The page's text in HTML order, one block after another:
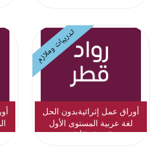
تدريبات وملازم
أوراق عمل إثرائيةبدون الحل
لغة عربية المستوى الأول